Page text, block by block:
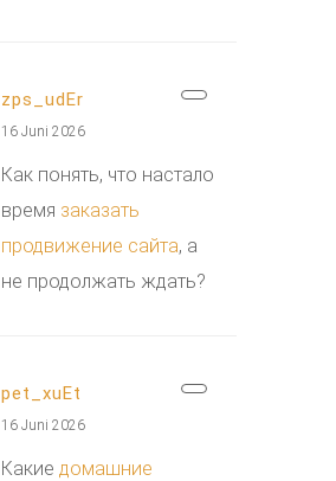
zps_udEr
16 Juni 2026
Как понять, что настало
время заказать
продвижение сайта, а
не продолжать ждать?
pet_xuEt
16 Juni 2026
Какиедомашние